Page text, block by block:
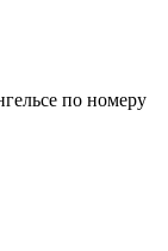
по номеру